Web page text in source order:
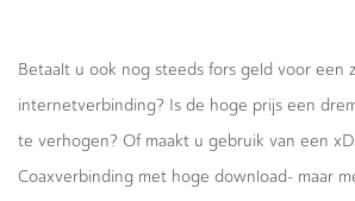
Betaalt u ook nog steeds fors geld voor een
internetverbinding? Is de hoge prijs een
te verhogen? Of maakt u gebruik van een
Coaxverbinding met hoge download- maar